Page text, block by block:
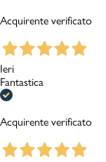
Acquirente verificato
Ieri
Fantastica
Acquirente verificato